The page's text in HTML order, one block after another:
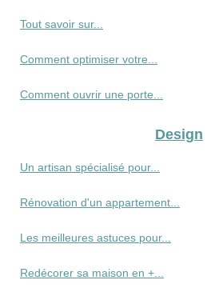
Tout savoir sur...
Comment optimiser votre...
Comment ouvrir une porte...
Design
Un artisan spécialisé pour...
Rénovation d'un appartement...
Les meilleures astuces pour...
Redécorer sa maison en +...